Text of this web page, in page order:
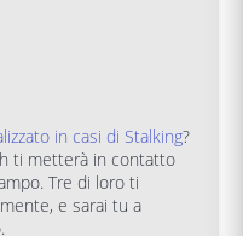
in casi di Stalking?
ti metterà in contatto
Tre di loro ti
e sarai tu a